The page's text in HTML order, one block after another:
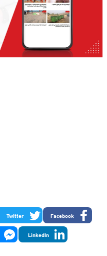
Facebook
Twitter
LinkedIn